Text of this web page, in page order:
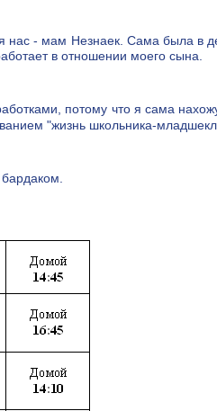
нас - мам Незнаек. Сама была в
в отношении моего сына.
потому что я сама
"жизнь школьника-